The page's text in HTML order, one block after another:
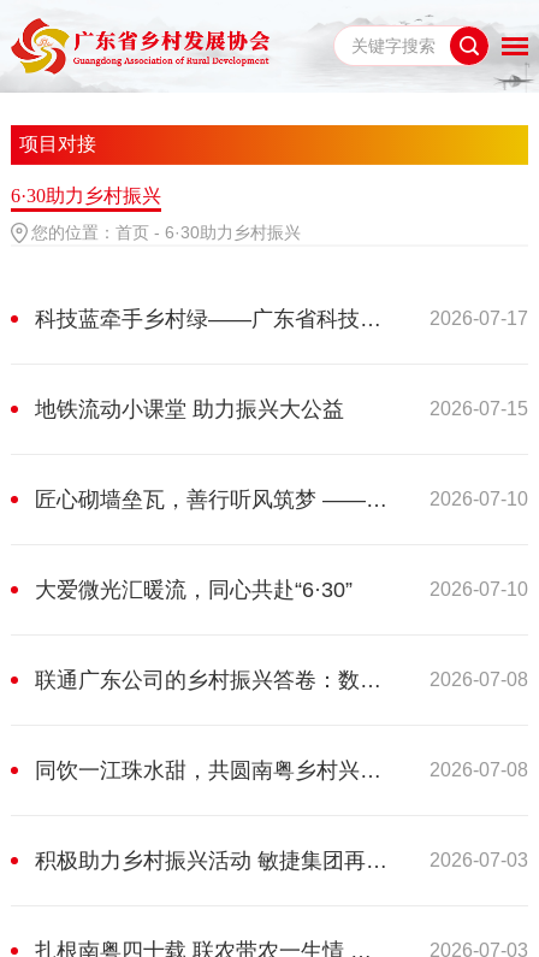
项目对接
6·30助力乡村振兴
您的位置： 首页 - 6·30助力乡村振兴
2026-07-17
科技蓝牵手乡村绿——广东省科技厅系统爱心助农侧记
2026-07-15
地铁流动小课堂 助力振兴大公益
2026-07-10
匠心砌墙垒瓦，善行听风筑梦 ——天地建设、英海建筑举牌认捐“6·30”活动
2026-07-10
大爱微光汇暖流，同心共赴“6·30”
2026-07-08
联通广东公司的乡村振兴答卷：数智赋能 产业筑基 绿美为韵
2026-07-08
同饮一江珠水甜，共圆南粤乡村兴——省乡村发展协会推荐9企1人获2025年度“6·30”通报表扬
2026-07-03
积极助力乡村振兴活动 敏捷集团再获省级通报表扬
2026-07-03
扎根南粤四十载 联农带农一生情 ——温氏集团代表爱心企业在2026年“6·30”助力乡村振兴活动上发言